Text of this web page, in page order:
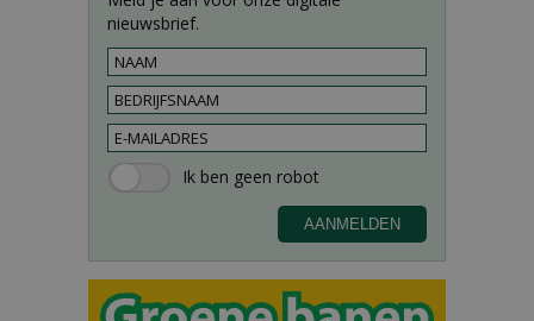
nieuwsbrief.